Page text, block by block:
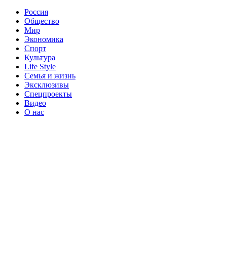
Россия
Общество
Мир
Экономика
Спорт
Культура
Life Style
Семья и жизнь
Эксклюзивы
Спецпроекты
Видео
О нас